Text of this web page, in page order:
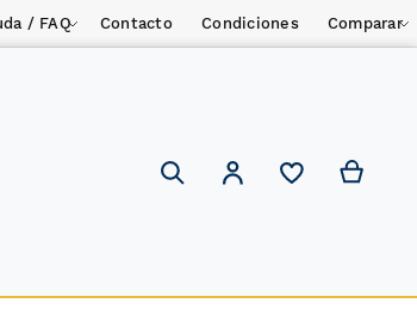
/ FAQ Contacto Condiciones Comparar
Search
Mi cuenta